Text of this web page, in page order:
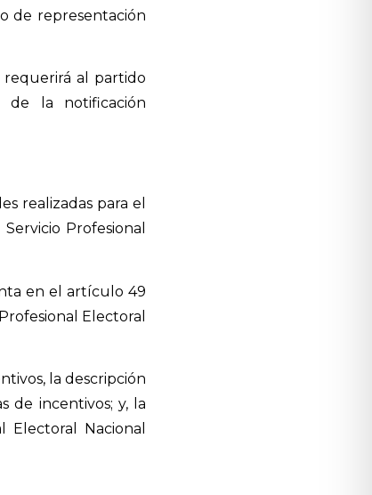
de representación
requerirá al partido
la notificación
realizadas para el
Profesional
en el artículo 49
Electoral
la descripción
de incentivos; y, la
Electoral Nacional